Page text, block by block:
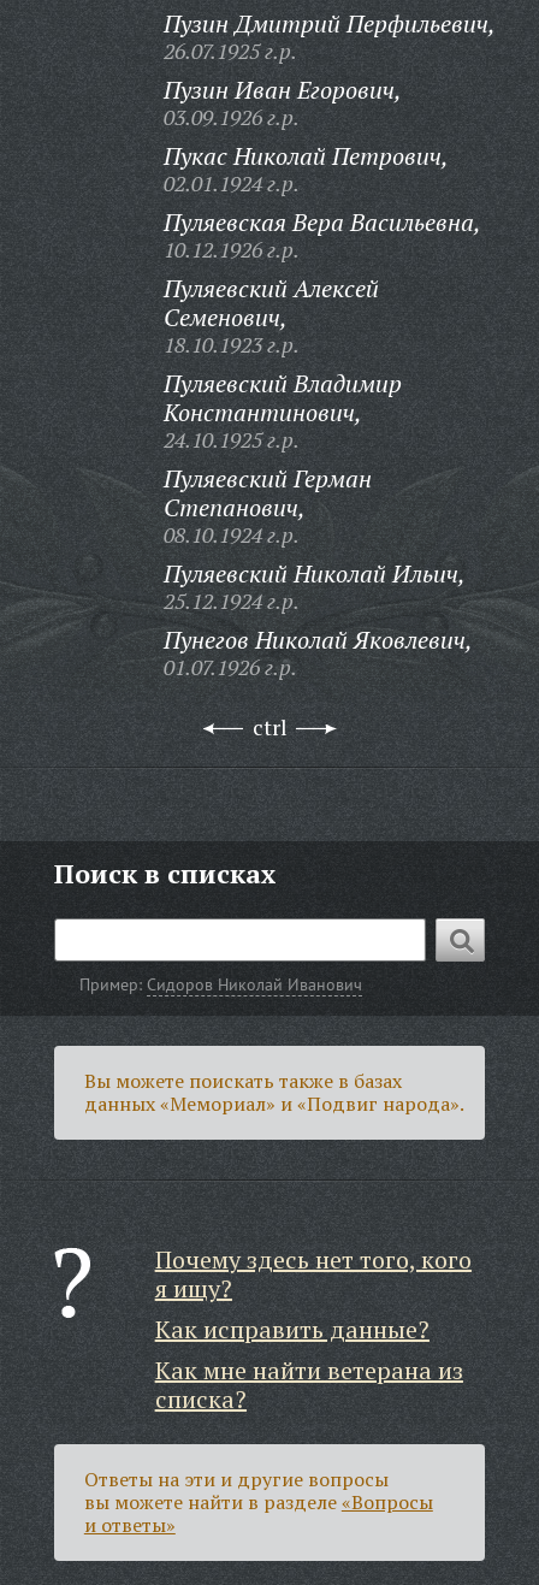
Пузин Дмитрий Перфильевич,
26.07.1925 г.р.
Пузин Иван Егорович,
03.09.1926 г.р.
Пукас Николай Петрович,
02.01.1924 г.р.
Пуляевская Вера Васильевна,
10.12.1926 г.р.
Пуляевский Алексей
Семенович,
18.10.1923 г.р.
Пуляевский Владимир
Константинович,
24.10.1925 г.р.
Пуляевский Герман
Степанович,
08.10.1924 г.р.
Пуляевский Николай Ильич,
25.12.1924 г.р.
Пунегов Николай Яковлевич,
01.07.1926 г.р.
ctrl
Поиск в списках
Пример:Сидоров Николай Иванович
Вы можете поискать также в базах
данных «Мемориал» и «Подвиг народа».
Почему здесь нет того, кого
я ищу?
Как исправить данные?
Как мне найти ветерана из
списка?
Ответы на эти и другие вопросы
вы можете найти в разделе«Вопросы
и ответы»